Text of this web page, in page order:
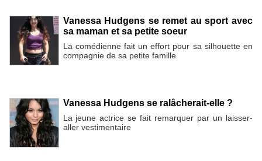
Vanessa Hudgens se remet au sport avec
sa maman et sa petite soeur
La comédienne fait un effort pour sa silhouette en
compagnie de sa petite famille
Vanessa Hudgens se ralâcherait-elle ?
La jeune actrice se fait remarquer par un laisser-
aller vestimentaire